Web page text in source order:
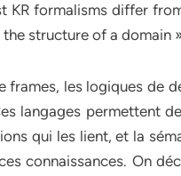
KR formalisms differ
structure of a domain
frames, les logiques de
langages permettent
qui les lient, et la
connaissances. On